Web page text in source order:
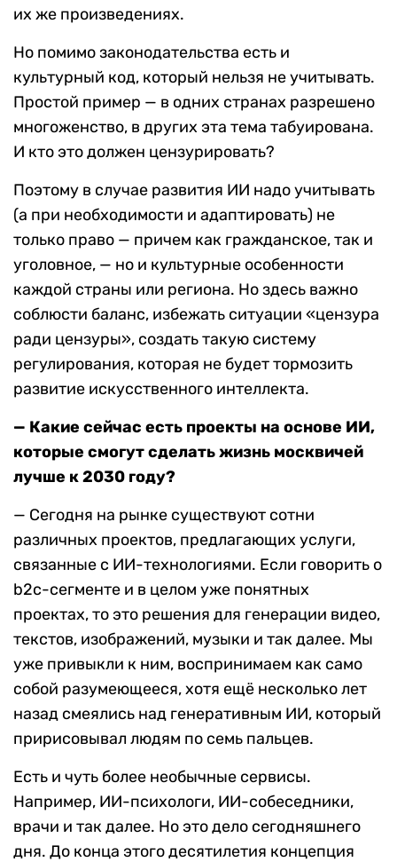
их же произведениях.
Но помимо законодательства есть и
культурный код, который нельзя не учитывать.
Простой пример — в одних странах разрешено
многоженство, в других эта тема табуирована.
И кто это должен цензурировать?
Поэтому в случае развития ИИ надо учитывать
(а при необходимости и адаптировать) не
только право — причем как гражданское, так и
уголовное, — но и культурные особенности
каждой страны или региона. Но здесь важно
соблюсти баланс, избежать ситуации «цензура
ради цензуры», создать такую систему
регулирования, которая не будет тормозить
развитие искусственного интеллекта.
— Какие сейчас есть проекты на основе ИИ,
которые смогут сделать жизнь москвичей
лучше к 2030 году?
— Сегодня на рынке существуют сотни
различных проектов, предлагающих услуги,
связанные с ИИ-технологиями. Если говорить о
b2с-сегменте и в целом уже понятных
проектах, то это решения для генерации видео,
текстов, изображений, музыки и так далее. Мы
уже привыкли к ним, воспринимаем как само
собой разумеющееся, хотя ещё несколько лет
назад смеялись над генеративным ИИ, который
пририсовывал людям по семь пальцев.
Есть и чуть более необычные сервисы.
Например, ИИ-психологи, ИИ-собеседники,
врачи и так далее. Но это дело сегодняшнего
дня. До конца этого десятилетия концепция